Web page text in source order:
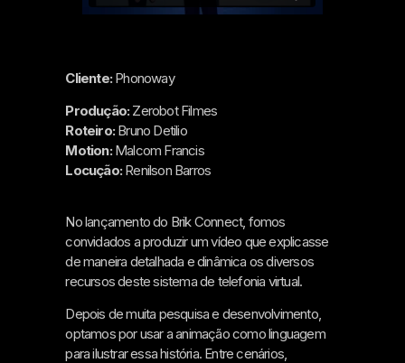
Cliente: Phonoway
Produção: Zerobot Filmes
Roteiro: Bruno Detilio
Motion:Malcom Francis
Locução: Renilson Barros
No lançamento do Brik Connect, fomos
convidados a produzir um vídeo que explicasse
de maneira detalhada e dinâmica os diversos
recursos deste sistema de telefonia virtual.
Depois de muita pesquisa e desenvolvimento,
optamos por usar a animação como linguagem
para ilustrar essa história. Entre cenários,